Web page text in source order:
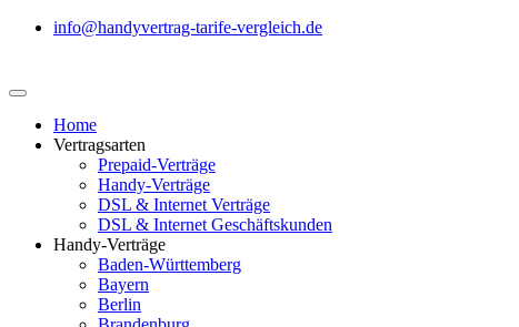
info@handyvertrag-tarife-vergleich.de
Home
Vertragsarten
Prepaid-Verträge
Handy-Verträge
DSL & Internet Verträge
DSL & Internet Geschäftskunden
Handy-Verträge
Baden-Württemberg
Bayern
Berlin